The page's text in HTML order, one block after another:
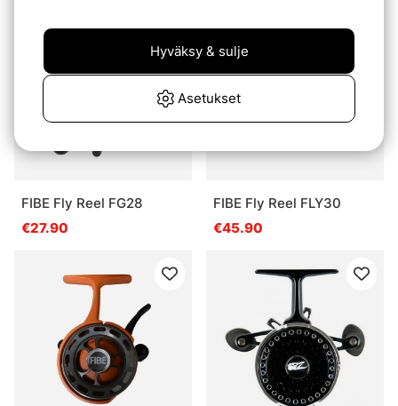
FIBE Fly Reel FG28
€27.90
FIBE Fly Reel FLY30
€45.90
Asetukset
Hyväksy & sulje